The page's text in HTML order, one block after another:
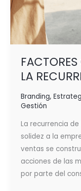
LA
Branding,
Gestión
La recurrencia
solidez a la
ventas se
acciones de las
por parte del